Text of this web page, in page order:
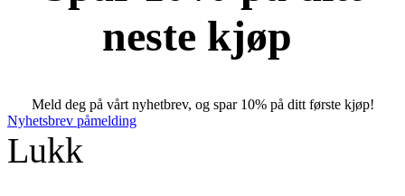
neste kjøp
Meld deg på vårt nyhetbrev, og spar 10% på ditt første kjøp!
Nyhetsbrev påmelding
Lukk